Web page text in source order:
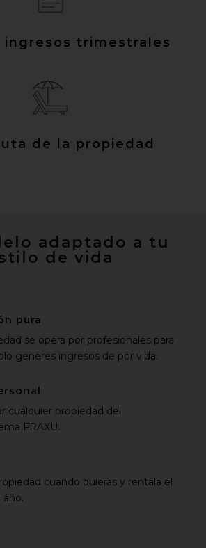
ingresos trimestrales
de la propiedad
adaptado a tu
de vida
pura
se opera por profesionales para
generes ingresos de por vida.
cualquier propiedad del
FRAXU.
cuando quieras y rentala el
año.